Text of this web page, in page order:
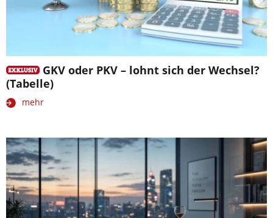
GKV oder PKV – lohnt sich der Wechsel?
(Tabelle)
mehr